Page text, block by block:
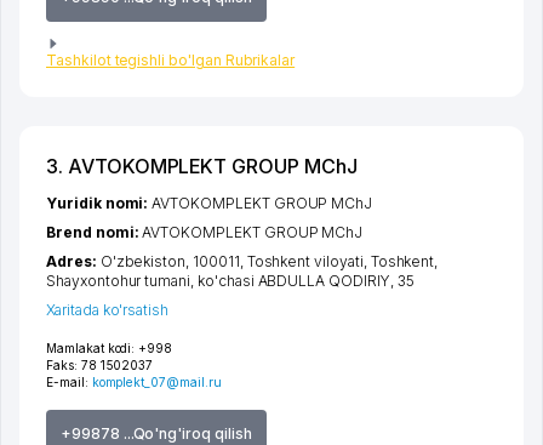
Tashkilot tegishli bo'lgan Rubrikalar
3. AVTOKOMPLEKT GROUP MChJ
Mamlakat kodi: +998
Faks: 78 1502037
E-mail: komplekt_07@mail.ru
+99878 ...Qo'ng'iroq qilish
Yuridik nomi:AVTOKOMPLEKT GROUP MChJ
Brend nomi:AVTOKOMPLEKT GROUP MChJ
Adres: O'zbekiston, 100011, Toshkent viloyati, Toshkent,
Shayxontohur tumani, ko'chasi ABDULLA QODIRIY, 35
Xaritada ko'rsatish